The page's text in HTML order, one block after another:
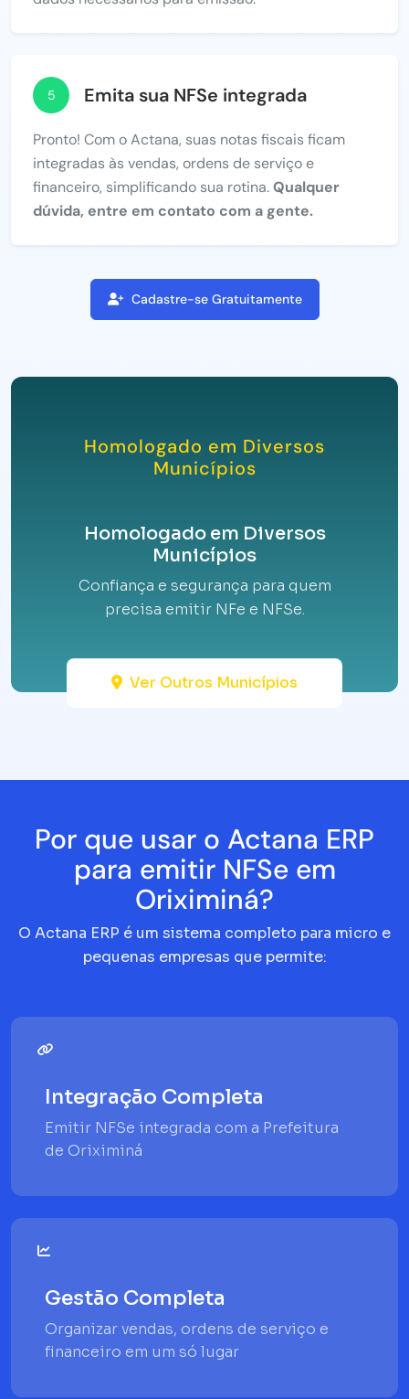
5 Emita sua NFSe integrada
Pronto! Com o Actana, suas notas fiscais ficam
integradas às vendas, ordens de serviço e
financeiro, simplificando sua rotina.Qualquer
dúvida, entre em contato com a gente.
Cadastre-se Gratuitamente
Homologado em Diversos
Municípios
Homologado em Diversos
Municípios
Confiança e segurança para quem
precisa emitir NFe e NFSe.
Ver Outros Municípios
Por que usar o Actana ERP
para emitir NFSe em
Oriximiná?
O Actana ERP é um sistema completo para micro e
pequenas empresas que permite:
Integração Completa
Emitir NFSe integrada com a Prefeitura
de Oriximiná
Gestão Completa
Organizar vendas, ordens de serviço e
financeiro em um só lugar